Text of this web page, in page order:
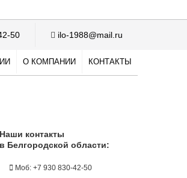
50 ilo-1988@mail.ru
О КОМПАНИИ КОНТАКТЫ
Наши контакты
в Белгородской области:
Моб: +7 930 830-42-50